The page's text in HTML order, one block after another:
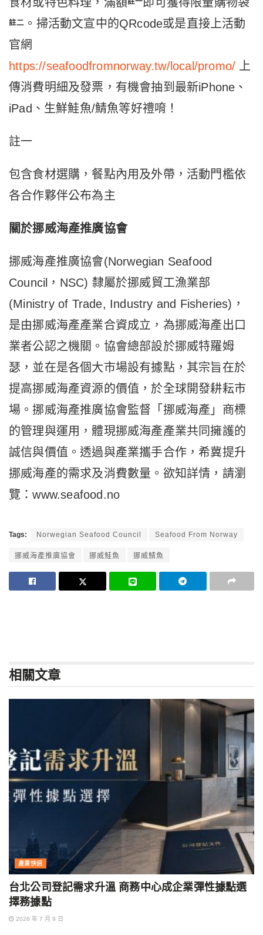
註二 。掃活動文宣中的QRcode或是直接上活動
官網
https://seafoodfromnorway.tw/local/promo/ 上
傳消費明細及發票，有機會抽到最新iPhone、
iPad、生鮮鮭魚/鯖魚等好禮唷！
註一
包含食材選購，餐點內用及外帶，活動門檻依
各合作夥伴公布為主
關於挪威海產推廣協會
挪威海產推廣協會(Norwegian Seafood
Council，NSC) 隸屬於挪威貿工漁業部
(Ministry of Trade, Industry and Fisheries)，
是由挪威海產產業合資成立，為挪威海產出口
業者公認之機關。協會總部設於挪威特羅姆
瑟，並在是各個大市場設有據點，其宗旨在於
提高挪威海產資源的價值，於全球開發耕耘市
場。挪威海產推廣協會監督「挪威海產」商標
的管理與運用，體現挪威海產產業共同擁護的
誠信與價值。透過與產業攜手合作，希冀提升
挪威海產的需求及消費數量。欲知詳情，請瀏
覽：www.seafood.no
Tags: Norwegian Seafood Council Seafood From Norway
挪威海產推廣協會 挪威鮭魚 挪威鯖魚
相關文章
產業快訊
台北公司登記需求升溫 商務中心成企業彈性據點選
擇務據點
2026 年 7 月 9 日